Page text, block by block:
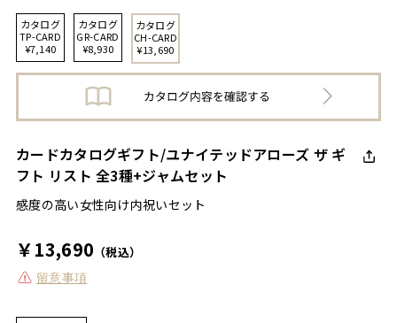
カタログ
TP-CARD
¥7,140
カタログ
GR-CARD
¥8,930
カタログ
CH-CARD
¥13,690
カードカタログギフト/ユナイテッドアローズ ザ ギ
フト リスト 全3種+ジャムセット
感度の高い女性向け内祝いセット
￥13,690 （税込）
留意事項